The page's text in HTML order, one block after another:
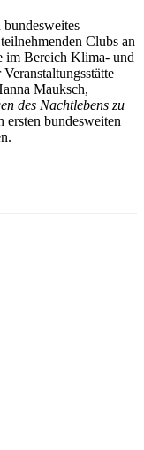
Clubs an
im Bereich Klima- und
Mauksch,
des Nachtlebens zu
bundesweiten